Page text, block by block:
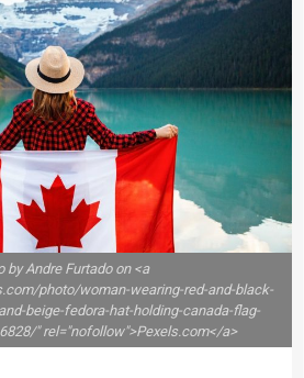
by Andre Furtado on <a
photo/woman-wearing-red-and-black-
beige-fedora-hat-holding-canada-flag-
" rel="nofollow">Pexels.com</a>